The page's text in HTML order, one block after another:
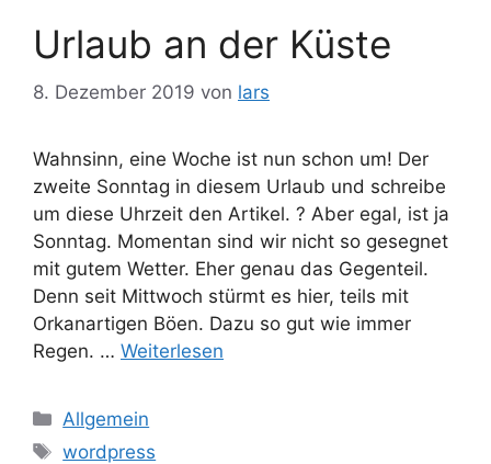
Urlaub an der Küste
8. Dezember 2019 von lars
Wahnsinn, eine Woche ist nun schon um! Der
zweite Sonntag in diesem Urlaub und schreibe
um diese Uhrzeit den Artikel. ? Aber egal, ist ja
Sonntag. Momentan sind wir nicht so gesegnet
mit gutem Wetter. Eher genau das Gegenteil.
Denn seit Mittwoch stürmt es hier, teils mit
Orkanartigen Böen. Dazu so gut wie immer
Regen. … Weiterlesen
Kategorien
Allgemein
Schlagwörter
wordpress